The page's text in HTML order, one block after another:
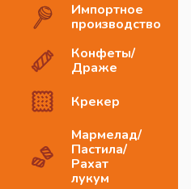
Импортное
производство
Конфеты/
Драже
Крекер
Мармелад/
Пастила/
Рахат
лукум